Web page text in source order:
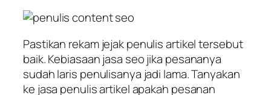
Pastikan rekam jejak penulis artikel tersebut
baik. Kebiasaan jasa seo jika pesananya
sudah laris penulisanya jadi lama. Tanyakan
ke jasa penulis artikel apakah pesanan